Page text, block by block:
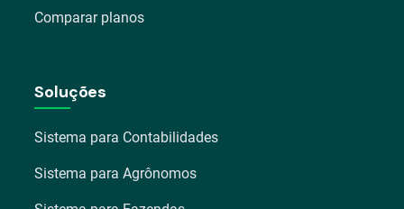
Comparar planos
Soluções
Sistema para Contabilidades
Sistema para Agrônomos